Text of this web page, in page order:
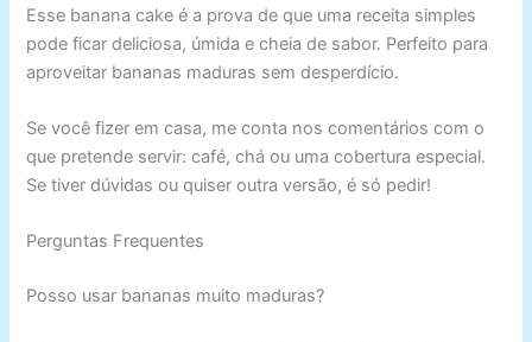
Esse banana cake é a prova de que uma receita simples
pode ficar deliciosa, úmida e cheia de sabor. Perfeito para
aproveitar bananas maduras sem desperdício.
Se você fizer em casa, me conta nos comentários com o
que pretende servir: café, chá ou uma cobertura especial.
Se tiver dúvidas ou quiser outra versão, é só pedir!
Perguntas Frequentes
Posso usar bananas muito maduras?